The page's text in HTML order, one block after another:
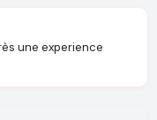
une experience